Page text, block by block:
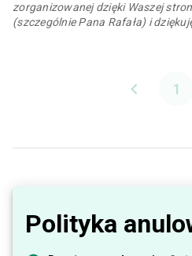
zorganizowanej dzięki Waszej
(szczególnie Pana Rafała) i
1
Polityka